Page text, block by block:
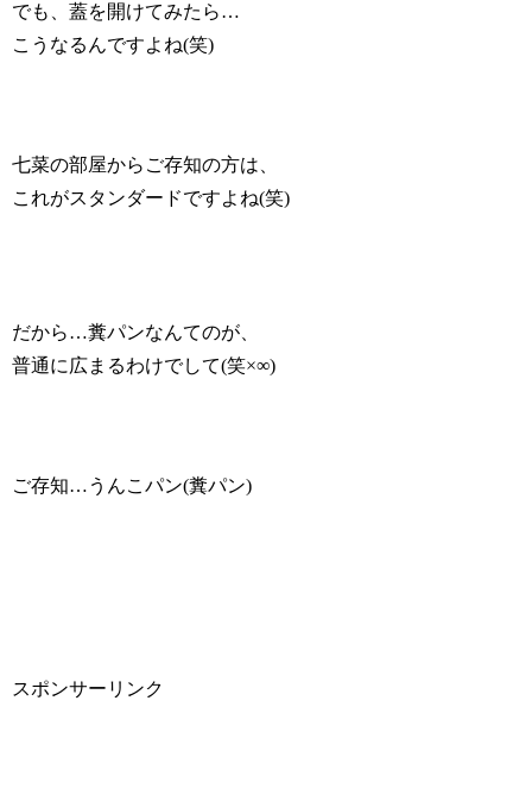
でも、蓋を開けてみたら…
こうなるんですよね(笑)
七菜の部屋からご存知の方は、
これがスタンダードですよね(笑)
だから…糞パンなんてのが、
普通に広まるわけでして(笑×∞)
ご存知…うんこパン(糞パン)
スポンサーリンク